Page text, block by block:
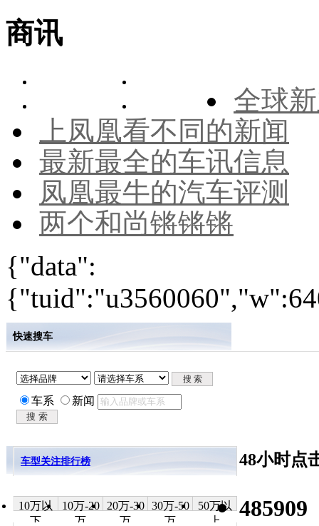
商讯
全球
上凤凰看不同的新闻
最新最全的车讯信息
凤凰最牛的汽车评测
两个和尚锵锵锵
{"data":
快速搜车
车系 新闻
车型关注排行榜
10万以
下
10万-20
万
20万-30
万
30万-50
万
50万以
上
48小时点
485909